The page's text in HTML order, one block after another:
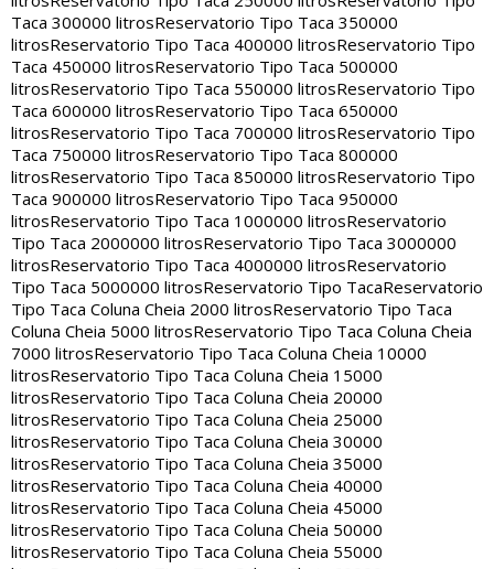
Taca 300000 litrosReservatorio Tipo Taca 350000
litrosReservatorio Tipo Taca 400000 litrosReservatorio Tipo
Taca 450000 litrosReservatorio Tipo Taca 500000
litrosReservatorio Tipo Taca 550000 litrosReservatorio Tipo
Taca 600000 litrosReservatorio Tipo Taca 650000
litrosReservatorio Tipo Taca 700000 litrosReservatorio Tipo
Taca 750000 litrosReservatorio Tipo Taca 800000
litrosReservatorio Tipo Taca 850000 litrosReservatorio Tipo
Taca 900000 litrosReservatorio Tipo Taca 950000
litrosReservatorio Tipo Taca 1000000 litrosReservatorio
Tipo Taca 2000000 litrosReservatorio Tipo Taca 3000000
litrosReservatorio Tipo Taca 4000000 litrosReservatorio
Tipo Taca 5000000 litrosReservatorio Tipo TacaReservatorio
Tipo Taca Coluna Cheia 2000 litrosReservatorio Tipo Taca
Coluna Cheia 5000 litrosReservatorio Tipo Taca Coluna Cheia
7000 litrosReservatorio Tipo Taca Coluna Cheia 10000
litrosReservatorio Tipo Taca Coluna Cheia 15000
litrosReservatorio Tipo Taca Coluna Cheia 20000
litrosReservatorio Tipo Taca Coluna Cheia 25000
litrosReservatorio Tipo Taca Coluna Cheia 30000
litrosReservatorio Tipo Taca Coluna Cheia 35000
litrosReservatorio Tipo Taca Coluna Cheia 40000
litrosReservatorio Tipo Taca Coluna Cheia 45000
litrosReservatorio Tipo Taca Coluna Cheia 50000
litrosReservatorio Tipo Taca Coluna Cheia 55000